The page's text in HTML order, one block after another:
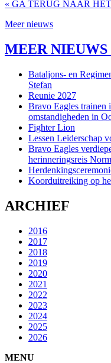
« GA TERUG NAAR
Meer nieuws
MEER NIEUWS
Bataljons- en
Stefan
Reunie 2027
Bravo Eagles trainen
omstandigheden in
Fighter Lion
Lessen Leiderschap
Bravo Eagles
herinneringsreis
Koorduitreiking op
ARCHIEF
2016
2017
2018
2019
2020
2021
2022
2023
2024
2025
2026
MENU